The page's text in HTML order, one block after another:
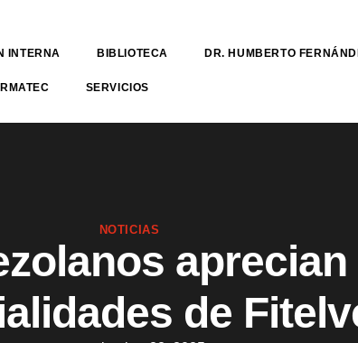
INTERNA BIBLIOTECA DR. HUMBERTO
SERVICIOS
NOTICIAS
aprecian
de